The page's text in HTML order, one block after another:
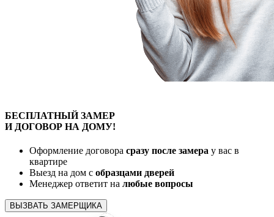
БЕСПЛАТНЫЙЗАМЕР
И ДОГОВОР НА ДОМУ!
Оформление договора сразу после замера у вас в
квартире
Выезд на дом с образцами дверей
Менеджер ответит на любые вопросы
ВЫЗВАТЬ ЗАМЕРЩИКА